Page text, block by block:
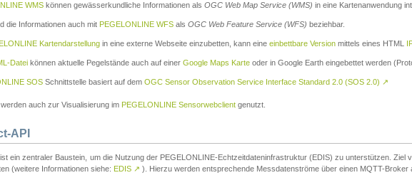
WMS können gewässerkundliche Informationen als OGC Web Map Service (WMS) in eine Kartenanwendung
die Informationen auch mit PEGELONLINE WFS als OGC Web Feature Service (WFS) beziehbar.
Kartendarstellung in eine externe Webseite einzubetten, kann eine einbettbare Version mittels eines HTML
Datei können aktuelle Pegelstände auch auf einer Google Maps Karte oder in Google Earth eingebettet werden
SOS Schnittstelle basiert auf dem OGC Sensor Observation Service Interface Standard 2.0 (SOS 2.0) ↗
auch zur Visualisierung im PEGELONLINE Sensorwebclient genutzt.
API
ist ein zentraler Baustein, um die Nutzung der PEGELONLINE-Echtzeitdateninfrastruktur (EDIS) zu unterstützen. Ziel
(weitere Informationen siehe: EDIS ↗ ). Hierzu werden entsprechende Messdatenströme über einen MQTT-Broker